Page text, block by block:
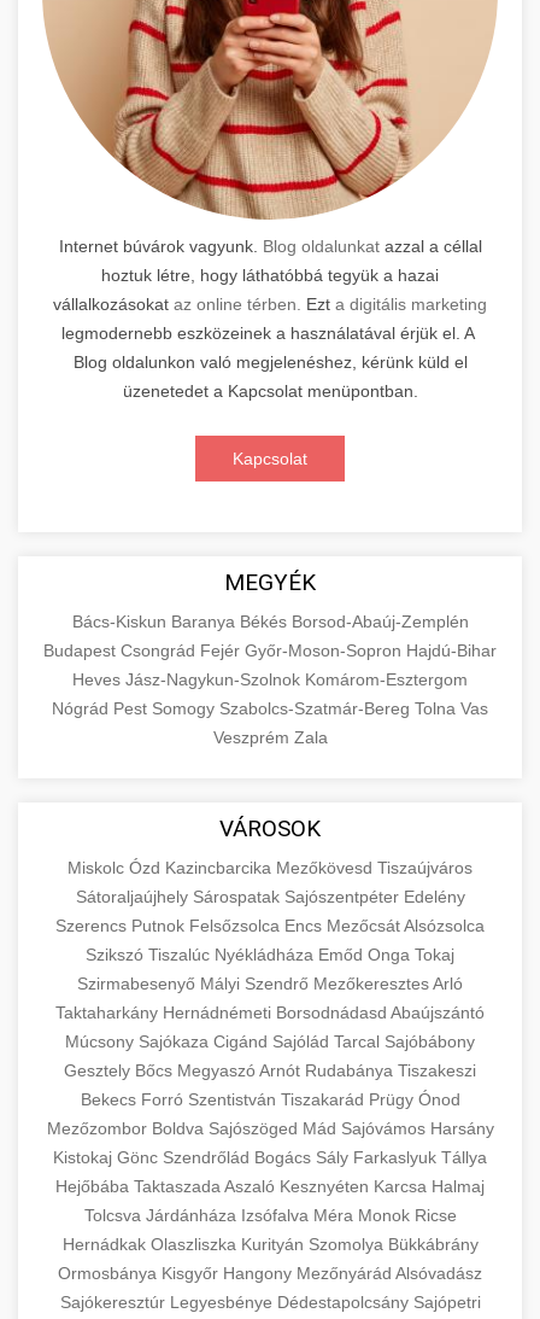
Internet búvárok vagyunk. Blog oldalunkatazzal a céllal
hoztuk létre, hogy láthatóbbá tegyük a hazai
vállalkozásokat az online térben. Ezt a digitális marketing
legmodernebb eszközeinek a használatával érjük el. A
Blog oldalunkon való megjelenéshez, kérünk küld el
üzenetedet a Kapcsolat menüpontban.
Kapcsolat
MEGYÉK
Bács-Kiskun Baranya Békés Borsod-Abaúj-Zemplén
Budapest Csongrád Fejér Győr-Moson-Sopron Hajdú-Bihar
Heves Jász-Nagykun-Szolnok Komárom-Esztergom
Nógrád Pest Somogy Szabolcs-Szatmár-Bereg Tolna Vas
Veszprém Zala
VÁROSOK
Miskolc Ózd Kazincbarcika Mezőkövesd Tiszaújváros
Sátoraljaújhely Sárospatak Sajószentpéter Edelény
Szerencs Putnok Felsőzsolca Encs MezőcsátAlsózsolca
Szikszó Tiszalúc Nyékládháza Emőd Onga Tokaj
Szirmabesenyő Mályi Szendrő MezőkeresztesArló
Taktaharkány Hernádnémeti Borsodnádasd Abaújszántó
Múcsony Sajókaza Cigánd Sajólád Tarcal Sajóbábony
Gesztely Bőcs MegyaszóArnót Rudabánya Tiszakeszi
Bekecs Forró Szentistván Tiszakarád Prügy Ónod
Mezőzombor Boldva Sajószöged Mád Sajóvámos Harsány
Kistokaj Gönc Szendrőlád Bogács Sály Farkaslyuk Tállya
Hejőbába Taktaszada Aszaló Kesznyéten Karcsa Halmaj
Tolcsva Járdánháza Izsófalva Méra Monok Ricse
Hernádkak Olaszliszka Kurityán Szomolya Bükkábrány
Ormosbánya Kisgyőr Hangony Mezőnyárád Alsóvadász
Sajókeresztúr Legyesbénye Dédestapolcsány Sajópetri